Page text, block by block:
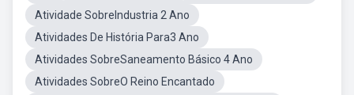
Atividade SobreIndustria 2 Ano
Atividades De História Para3 Ano
Atividades SobreSaneamento Básico 4 Ano
Atividades SobreO Reino Encantado